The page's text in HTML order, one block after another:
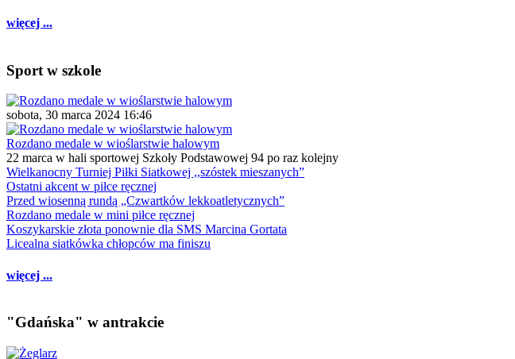
więcej ...
Sport w szkole
sobota, 30 marca 2024 16:46
Rozdano medale w wioślarstwie halowym
22 marca w hali sportowej Szkoły Podstawowej 94 po raz kolejny
Wielkanocny Turniej Piłki Siatkowej ,,szóstek mieszanych”
Ostatni akcent w piłce ręcznej
Przed wiosenną rundą „Czwartków lekkoatletycznych”
Rozdano medale w mini piłce ręcznej
Koszykarskie złota ponownie dla SMS Marcina Gortata
Licealna siatkówka chłopców ma finiszu
więcej ...
"Gdańska" w antrakcie